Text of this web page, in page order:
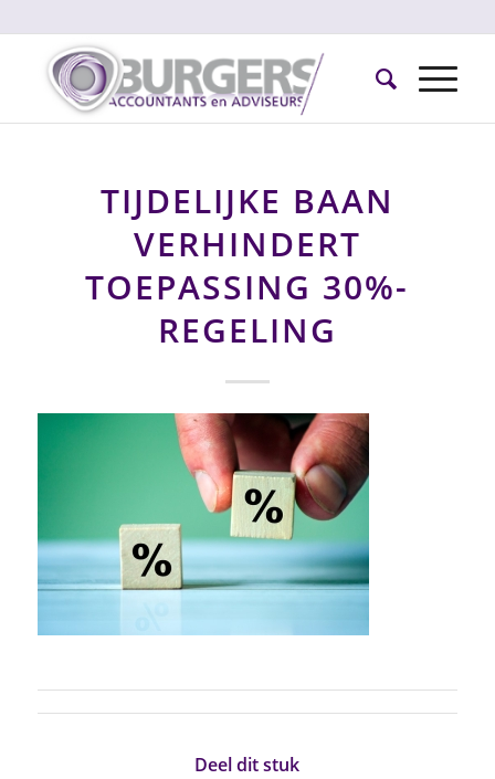
TIJDELIJKE BAAN
VERHINDERT
TOEPASSING 30%-
REGELING
Deel dit stuk